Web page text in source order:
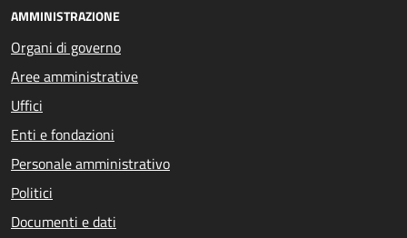
AMMINISTRAZIONE
Organi di governo
Aree amministrative
Uffici
Enti e fondazioni
Personale amministrativo
Politici
Documenti e dati